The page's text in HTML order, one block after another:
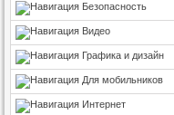
Безопасность
Видео
Графика и дизайн
Для мобильников
Интернет